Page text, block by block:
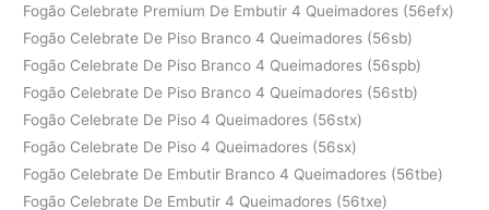
Fogão Celebrate Premium De Embutir 4 Queimadores (56efx)
Fogão Celebrate De Piso Branco 4 Queimadores (56sb)
Fogão Celebrate De Piso Branco 4 Queimadores (56spb)
Fogão Celebrate De Piso Branco 4 Queimadores (56stb)
Fogão Celebrate De Piso 4 Queimadores (56stx)
Fogão Celebrate De Piso 4 Queimadores (56sx)
Fogão Celebrate De Embutir Branco 4 Queimadores (56tbe)
Fogão Celebrate De Embutir 4 Queimadores (56txe)